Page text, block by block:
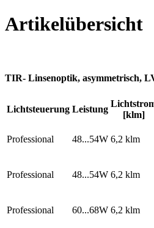
Artikelübersicht
TIR- Linsenoptik, asymmetrisch,
Lichtsteuerung Leistung
[klm]
Professional 48...54W 6,2 klm
Professional 48...54W 6,2 klm
Professional 60...68W 6,2 klm